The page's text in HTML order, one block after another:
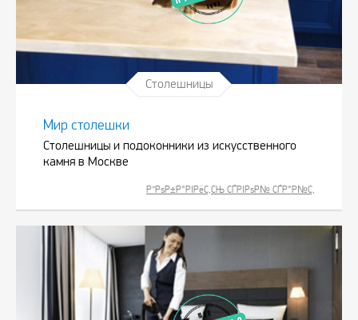
Столешницы
Мир столешки
Столешницы и подоконники из искусственного
камня в Москве
Р”РѕР±Р°РІРёС‚СЊ СЃРІРѕР№ СЃР°Р№С‚